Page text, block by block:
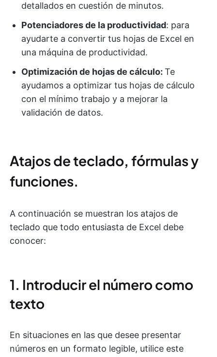
detallados en cuestión de minutos.
Potenciadores de la productividad: para
ayudarte a convertir tus hojas de Excel en
una máquina de productividad.
Optimización de hojas de cálculo: Te
ayudamos a optimizar tus hojas de cálculo
con el mínimo trabajo y a mejorar la
validación de datos.
Atajos de teclado, fórmulas y
funciones.
A continuación se muestran los atajos de
teclado que todo entusiasta de Excel debe
conocer:
1. Introducir el número como
texto
En situaciones en las que desee presentar
números en un formato legible, utilice este